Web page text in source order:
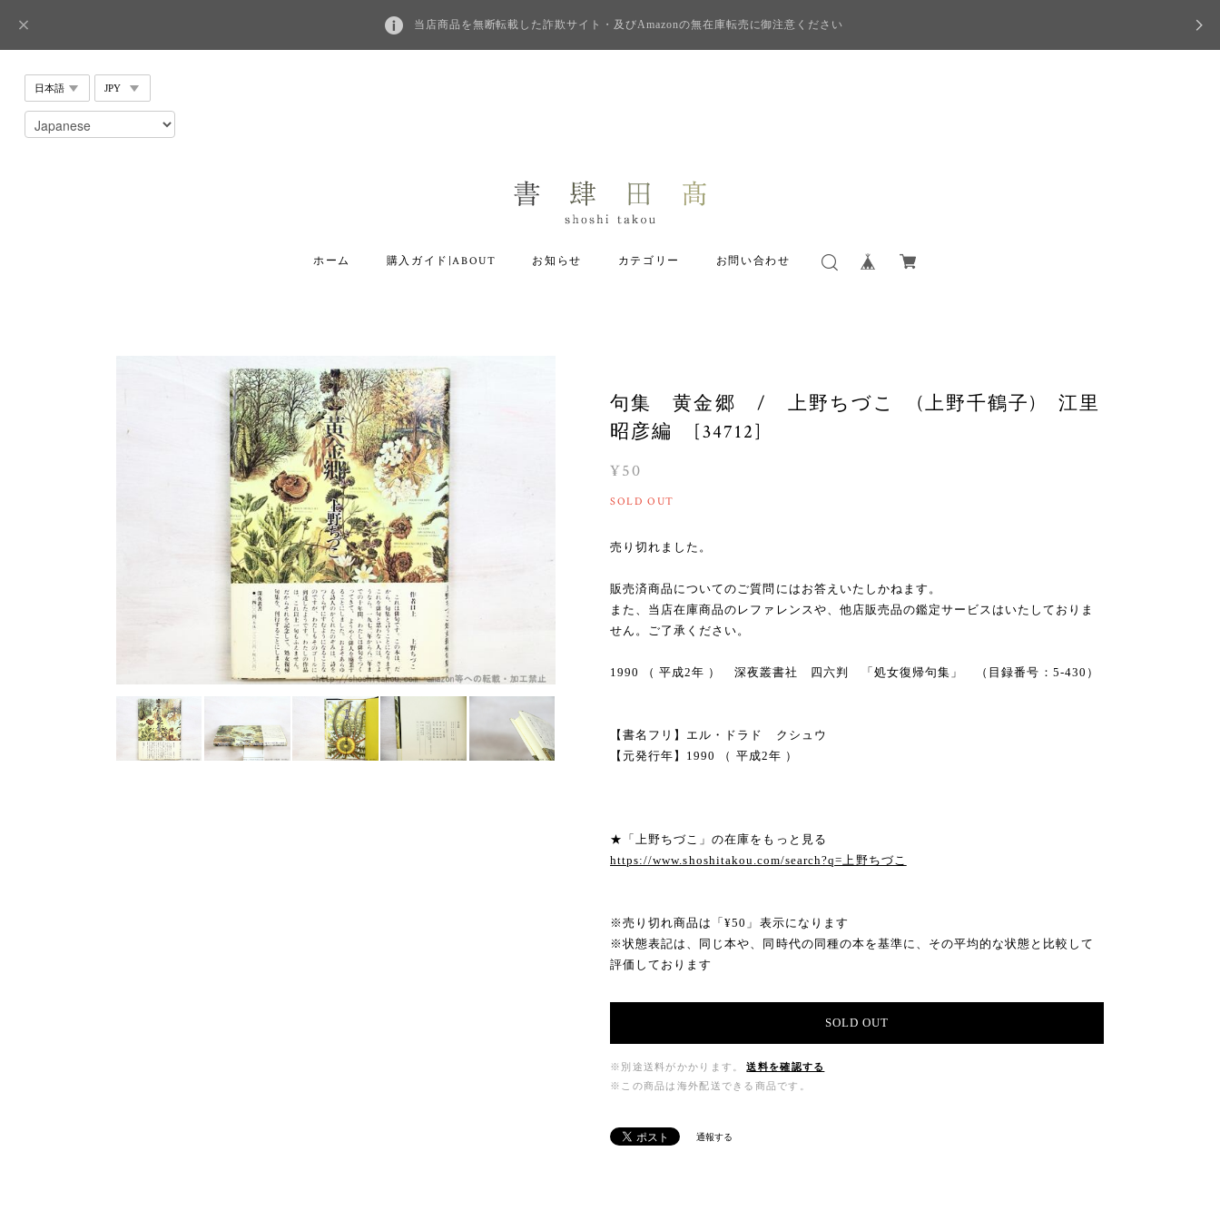
当店商品を無断転載した詐欺サイト・及びAmazonの無在庫転売に御注意ください
ホーム 購入ガイド|ABOUT お知らせ カテゴリー お問い合わせ
句集 黄金郷 / 上野ちづこ (上野千鶴子) 江里
昭彦編 [34712]
¥50
SOLD OUT
売り切れました。
販売済商品についてのご質問にはお答えいたしかねます。
また、当店在庫商品のレファレンスや、他店販売品の鑑定サービスはいたしておりま
せん。ご了承ください。
1990 （ 平成2年 ） 深夜叢書社 四六判 「処女復帰句集」 （目録番号：5-430）
【書名フリ】エル・ドラド クシュウ
【元発行年】1990 （ 平成2年 ）
★「上野ちづこ」の在庫をもっと見る
https://www.shoshitakou.com/search?q=上野ちづこ
※売り切れ商品は「¥50」表示になります
※状態表記は、同じ本や、同時代の同種の本を基準に、その平均的な状態と比較して
評価しております
SOLD OUT
※別途送料がかかります。
送料を確認する
※この商品は海外配送できる商品です。
通報する